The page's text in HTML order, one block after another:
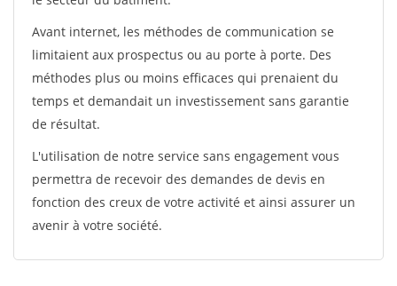
Avant internet, les méthodes de communication se
limitaient aux prospectus ou au porte à porte. Des
méthodes plus ou moins efficaces qui prenaient du
temps et demandait un investissement sans garantie
de résultat.
L'utilisation de notre service sans engagement vous
permettra de recevoir des demandes de devis en
fonction des creux de votre activité et ainsi assurer un
avenir à votre société.